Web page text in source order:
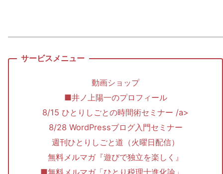
動画ショップ
■井ノ上陽一のプロフィール
8/15 ひとりしごとの時間術セミナー /a>
8/28 WordPressブログ入門セミナー
週刊ひとりしごと道（火曜日配信）
無料メルマガ『遊びで独立を楽しく』